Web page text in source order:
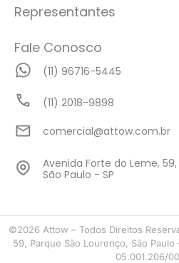
Representantes
Fale Conosco
(11) 96716-5445
(11) 2018-9898
comercial@attow.com.br
Avenida Forte do Leme,
São Paulo - SP
©2026 Attow – Todos Direitos
59, Parque São Lourenço, São Paulo
05.001.206/